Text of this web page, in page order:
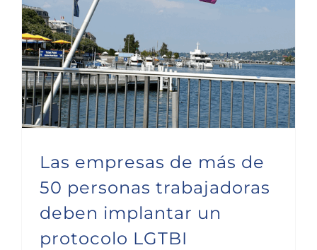
Las empresas de más de
50 personas trabajadoras
deben implantar un
protocolo LGTBI